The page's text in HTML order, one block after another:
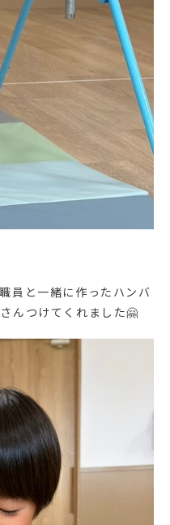
員と一緒に作ったハンバ
んつけてくれました🤗